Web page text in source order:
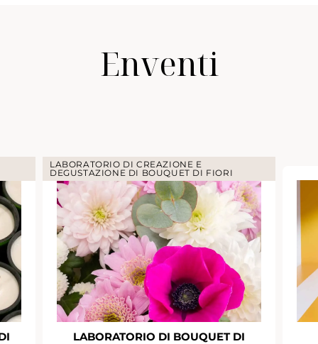
Enventi
LABORATORIO DI CREAZIONE E
DEGUSTAZIONE DI BOUQUET DI FIORI
LABORATORIO DI BOUQUET DI